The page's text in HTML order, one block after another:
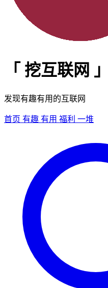
「 挖互联网 」
发现有趣有用的互联网
首页 有趣 有用 福利 一堆